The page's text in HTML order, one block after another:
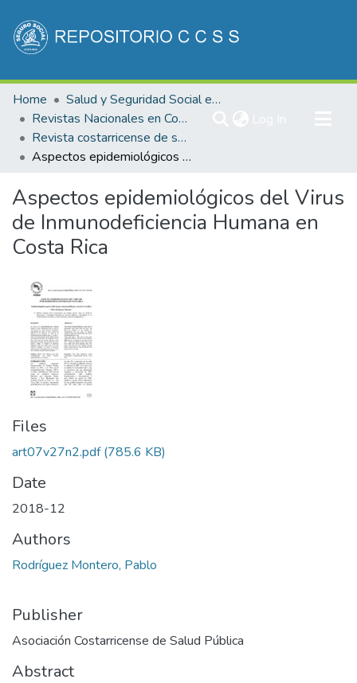
Communities & Collections
All of DSpace
Statistics
Home
Salud y Seguridad Social en Costa Rica
Revistas Nacionales en Costa Rica
Revista costarricense de salud Pública
Aspectos epidemiológicos del Virus de Inmunodeficiencia Humana en Costa Rica
Aspectos epidemiológicos del Virus
de Inmunodeficiencia Humana en
Costa Rica
Files
art07v27n2.pdf(785.6 KB)
Date
2018-12
Authors
Rodríguez Montero, Pablo
Publisher
Asociación Costarricense de Salud Pública
Abstract